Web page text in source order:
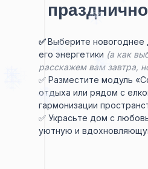
✅Выберите новогоднее
его энергетики (а как
расскажем вам завтра,
✅ Разместите модуль
отдыха или рядом с
гармонизации
✅ Украсьте дом с
уютную и